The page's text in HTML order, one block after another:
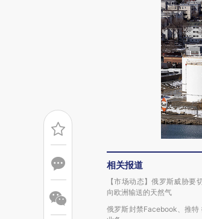
相关报道
【市场动态】俄罗斯威胁要
向欧洲输送的天然气
俄罗斯封禁Facebook、推特